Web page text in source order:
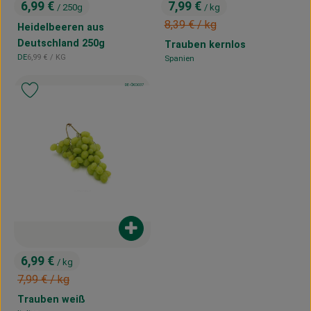
, Preis:
6,99 € / 250g
Heidelbeeren aus
Deutschland 250g
, Herkunft:
DE, Referenzpreis:
6,99 € / KG
, Preis:
7,99 € / kg
, Alter Preis:
8,39 €/ kg
Trauben kernlos
, Herkunft:
Spanien
, Preis:
6,99 € / kg
, Alter Preis:
7,99 €/ kg
Trauben weiß
Produkt zum Warenkorb hinzufügen
, Verband:
, Kontrollstelle:
DE-ÖKO-037